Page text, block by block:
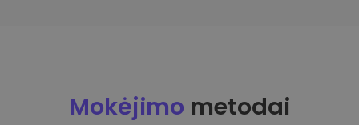
Mokėjimo metodai